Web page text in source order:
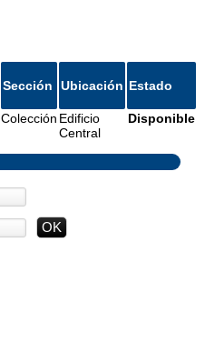
Sección Ubicación Estado
Colección Edificio
Central
Disponible